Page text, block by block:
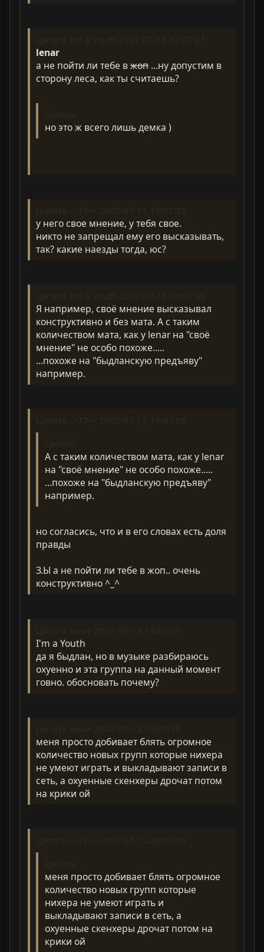
lenar
а не пойти ли тебе вжоп...ну допустим в
сторону леса, как ты считаешь?
но это ж всего лишь демка )
у него свое мнение, у тебя свое.
никто не запрещал ему его высказывать,
так? какие наезды тогда, юс?
Я например, своё мнение высказывал
конструктивно и без мата. А с таким
количеством мата, как у lenar на "своё
мнение" не особо похоже.....
...похоже на "быдланскую предъяву"
например.
А с таким количеством мата, как у lenar
на "своё мнение" не особо похоже.....
...похоже на "быдланскую предъяву"
например.
но согласись, что и в его словах есть доля
правды
З.Ы а не пойти ли тебе в жоп.. очень
конструктивно ^_^
I'm a Youth
да я быдлан, но в музыке разбираюсь
охуенно и эта группа на данный момент
говно. обосновать почему?
меня просто добивает блять огромное
количество новых групп которые нихера
не умеют играть и выкладывают записи в
сеть, а охуенные скенхеры дрочат потом
на крики ой
меня просто добивает блять огромное
количество новых групп которые
нихера не умеют играть и
выкладывают записи в сеть, а
охуенные скенхеры дрочат потом на
крики ой